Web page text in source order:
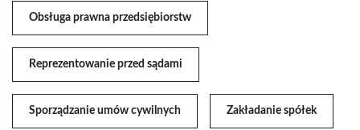
Obsługa prawna przedsiębiorstw
Reprezentowanie przed sądami
Sporządzanie umów cywilnych Zakładanie spółek